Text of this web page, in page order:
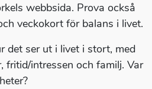
webbsida. Prova också
veckokort för balans i livet.
det ser ut i livet i stort, med
fritid/intressen och familj. Var